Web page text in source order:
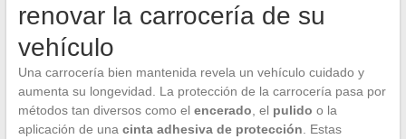
renovar la carrocería de su
vehículo
Una carrocería bien mantenida revela un vehículo cuidado y
aumenta su longevidad. La protección de la carrocería pasa por
métodos tan diversos como el encerado , el pulido o la
aplicación de una cinta adhesiva de protección . Estas